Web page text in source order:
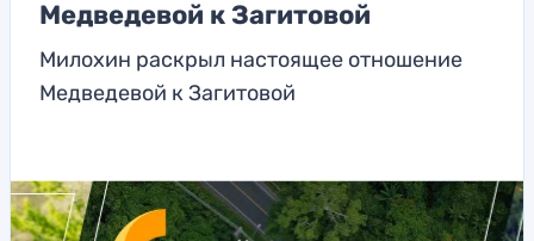
Медведевой к Загитовой
Милохин раскрыл настоящее отношение
Медведевой к Загитовой